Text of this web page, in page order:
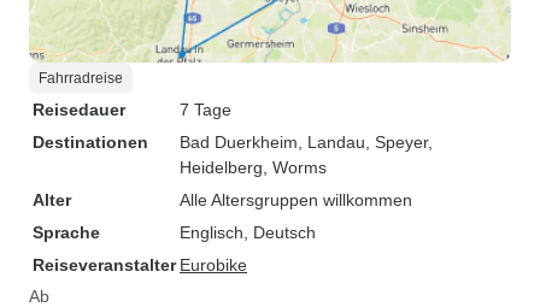
Fahrradreise
Reisedauer
7 Tage
Destinationen
Bad Duerkheim , Landau , Speyer,
Heidelberg , Worms
Alter
Alle Altersgruppen willkommen
Sprache
Englisch, Deutsch
Reiseveranstalter Eurobike
Ab